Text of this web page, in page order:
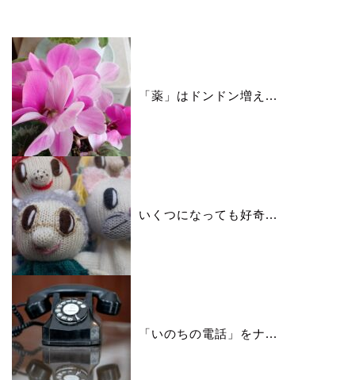
「薬」はドンドン増え...
いくつになっても好奇...
「いのちの電話」をナ...